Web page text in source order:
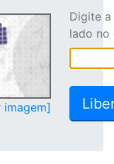
Digite
lado no